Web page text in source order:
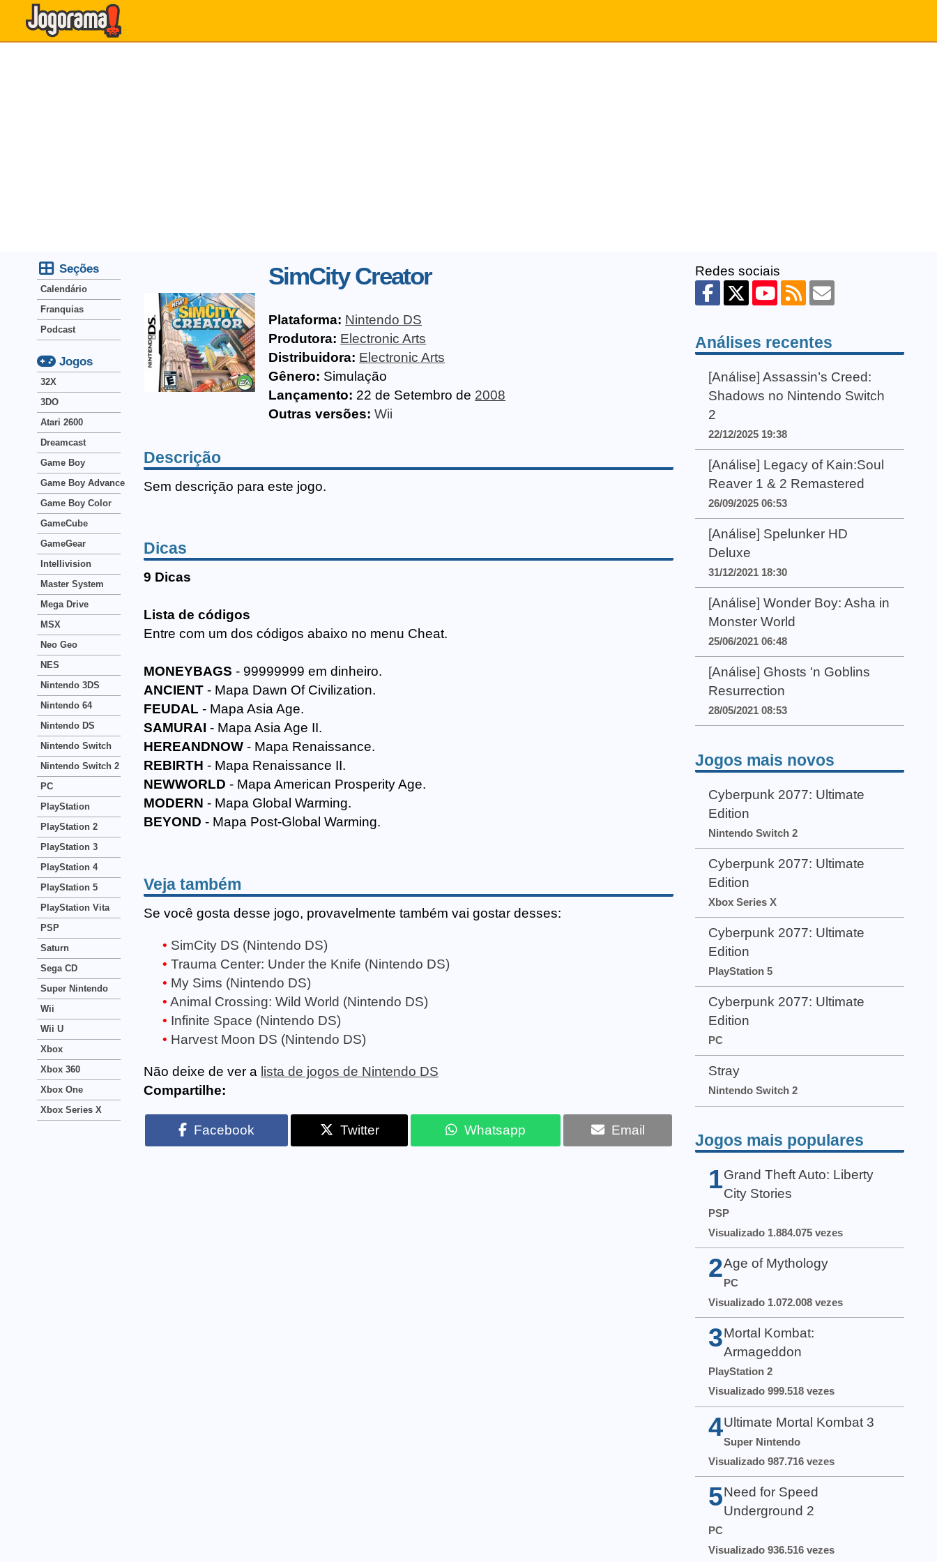
SimCity Creator
Plataforma: Nintendo DS
Produtora: Electronic Arts
Distribuidora: Electronic Arts
Gênero: Simulação
Lançamento: 22 de Setembro de 2008
Outras versões: Wii
Descrição
Sem descrição para este jogo.
Dicas
9 Dicas
Lista de códigos
Entre com um dos códigos abaixo no menu Cheat.
MONEYBAGS - 99999999 em dinheiro.
ANCIENT - Mapa Dawn Of Civilization.
FEUDAL - Mapa Asia Age.
SAMURAI - Mapa Asia Age II.
HEREANDNOW - Mapa Renaissance.
REBIRTH - Mapa Renaissance II.
NEWWORLD - Mapa American Prosperity Age.
MODERN - Mapa Global Warming.
BEYOND - Mapa Post-Global Warming.
Veja também
Se você gosta desse jogo, provavelmente também vai gostar desses:
SimCity DS (Nintendo DS)
Trauma Center: Under the Knife (Nintendo DS)
My Sims (Nintendo DS)
Animal Crossing: Wild World (Nintendo DS)
Infinite Space (Nintendo DS)
Harvest Moon DS (Nintendo DS)
Não deixe de ver a lista de jogos de Nintendo DS
Compartilhe:
Facebook Twitter Whatsapp Email
Seções
Calendário
Franquias
Podcast
Jogos
32X
3DO
Atari 2600
Dreamcast
Game Boy
Game Boy Advance
Game Boy Color
GameCube
GameGear
Intellivision
Master System
Mega Drive
MSX
Neo Geo
NES
Nintendo 3DS
Nintendo 64
Nintendo DS
Nintendo Switch
Nintendo Switch 2
PC
PlayStation
PlayStation 2
PlayStation 3
PlayStation 4
PlayStation 5
PlayStation Vita
PSP
Saturn
Sega CD
Super Nintendo
Wii
Wii U
Xbox
Xbox 360
Xbox One
Xbox Series X
Redes sociais
Análises recentes
[Análise] Assassin’s Creed:
Shadows no Nintendo Switch
2
22/12/2025 19:38
[Análise] Legacy of Kain:Soul
Reaver 1 & 2 Remastered
26/09/2025 06:53
[Análise] Spelunker HD
Deluxe
31/12/2021 18:30
[Análise] Wonder Boy: Asha in
Monster World
25/06/2021 06:48
[Análise] Ghosts 'n Goblins
Resurrection
28/05/2021 08:53
Jogos mais novos
Cyberpunk 2077: Ultimate
Edition
Nintendo Switch 2
Cyberpunk 2077: Ultimate
Edition
Xbox Series X
Cyberpunk 2077: Ultimate
Edition
PlayStation 5
Cyberpunk 2077: Ultimate
Edition
PC
Stray
Nintendo Switch 2
Jogos mais populares
1 Grand Theft Auto: Liberty
City Stories
PSP
Visualizado 1.884.075 vezes
2Age of Mythology
PC
Visualizado 1.072.008 vezes
3 Mortal Kombat:
Armageddon
PlayStation 2
Visualizado 999.518 vezes
4 Ultimate Mortal Kombat 3
Super Nintendo
Visualizado 987.716 vezes
5 Need for Speed
Underground 2
PC
Visualizado 936.516 vezes